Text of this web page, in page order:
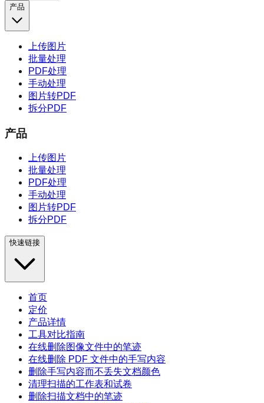
产品
上传图片
批量处理
PDF处理
手动处理
图片转PDF
拆分PDF
产品
上传图片
批量处理
PDF处理
手动处理
图片转PDF
拆分PDF
快速链接
首页
定价
产品详情
工具对比指南
在线删除图像文件中的笔迹
在线删除 PDF 文件中的手写内容
删除手写内容而不丢失文档颜色
清理扫描的工作表和试卷
删除扫描文档中的笔迹